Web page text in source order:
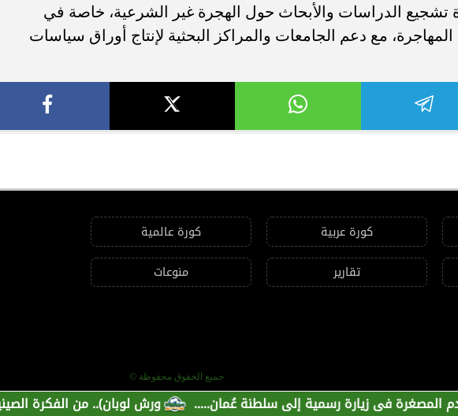
ورش لوبان).. من الفكرة الصينية إلى فى زيارة رسمية إلى سلطنة عُمان.....
الدراسات والأبحاث حول الهجرة غير الشرعية، خاصة في
مع دعم الجامعات والمراكز البحثية لإنتاج أوراق سياسات
كورة عربية
كورة عالمية
تقارير منوعات
جميع الحقوق محفوظة ©